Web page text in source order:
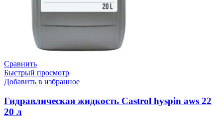
Сравнить
Быстрый просмотр
Добавить в избранное
Гидравлическая жидкость Castrol hyspin aws 22
20 л